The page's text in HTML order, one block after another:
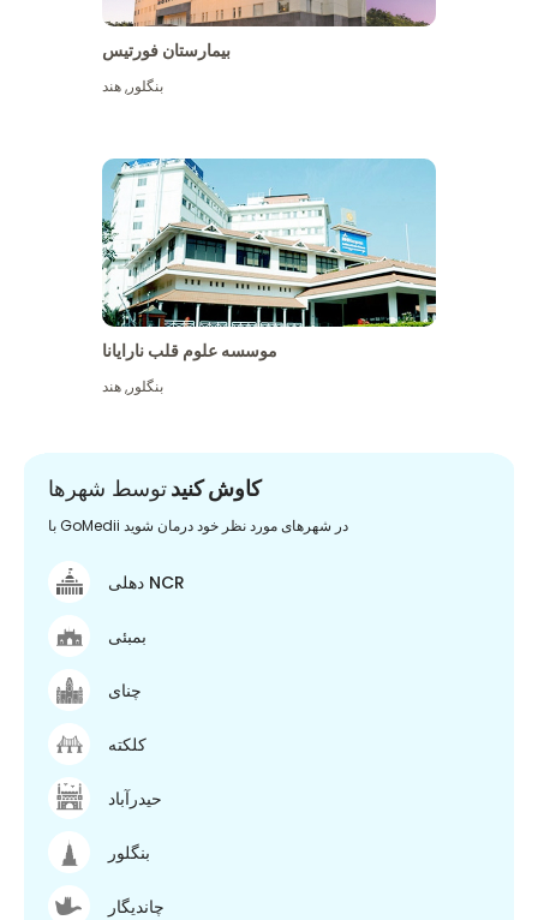
بیمارستان فورتیس
بنگلور,هند
موسسه علوم قلب نارایانا
بنگلور,هند
کاوش کنیدتوسط شهرها
با GoMedii در شهرهای مورد نظر خود درمان شوید
دهلی NCR
بمبئی
چنای
کلکته
حیدرآباد
بنگلور
چاندیگار